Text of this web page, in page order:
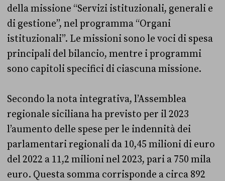
della missione “Servizi istituzionali, generali e
di gestione”, nel programma “Organi
istituzionali”. Le missioni sono le voci di spesa
principali del bilancio, mentre i programmi
sono capitoli specifici di ciascuna missione.
Secondo la nota integrativa, l’Assemblea
regionale siciliana ha previsto per il 2023
l’aumento delle spese per le indennità dei
parlamentari regionali da 10,45 milioni di euro
del 2022 a 11,2 milioni nel 2023, pari a 750 mila
euro. Questa somma corrisponde a circa 892